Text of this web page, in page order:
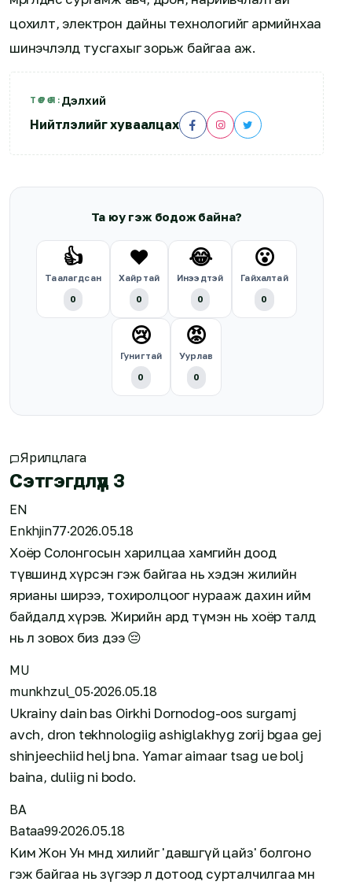
цохилт, электрон дайны технологийг армийнхаа
шинэчлэлд тусгахыг зорьж байгаа аж.
ТӨРӨЛ: Дэлхий
Нийтлэлийг хуваалцах
Та юу гэж бодож байна?
👍
Таалагдсан
0
❤️
Хайртай
0
😂
Инээдтэй
0
😮
Гайхалтай
0
😢
Гунигтай
0
😡
Уурлав
0
Ярилцлага
Сэтгэгдлүүд 3
EN
Enkhjin77·2026.05.18
Хоёр Солонгосын харилцаа хамгийн доод
түвшинд хүрсэн гэж байгаа нь хэдэн жилийн
ярианы ширээ, тохиролцоог нурааж дахин ийм
байдалд хүрэв. Жирийн ард түмэн нь хоёр талд
нь л зовох биз дээ 😔
MU
munkhzul_05·2026.05.18
Ukrainy dain bas Oirkhi Dornodog-oos surgamj
avch, dron tekhnologiig ashiglakhyg zorij bgaa gej
shinjeechiid helj bna. Yamar aimaar tsag ue bolj
baina, duliig ni bodo.
BA
Bataa99·2026.05.18
Ким Жон Ун өмнөд хилийг 'давшгүй цайз' болгоно
гэж байгаа нь зүгээр л дотоод сурталчилгаа мөн